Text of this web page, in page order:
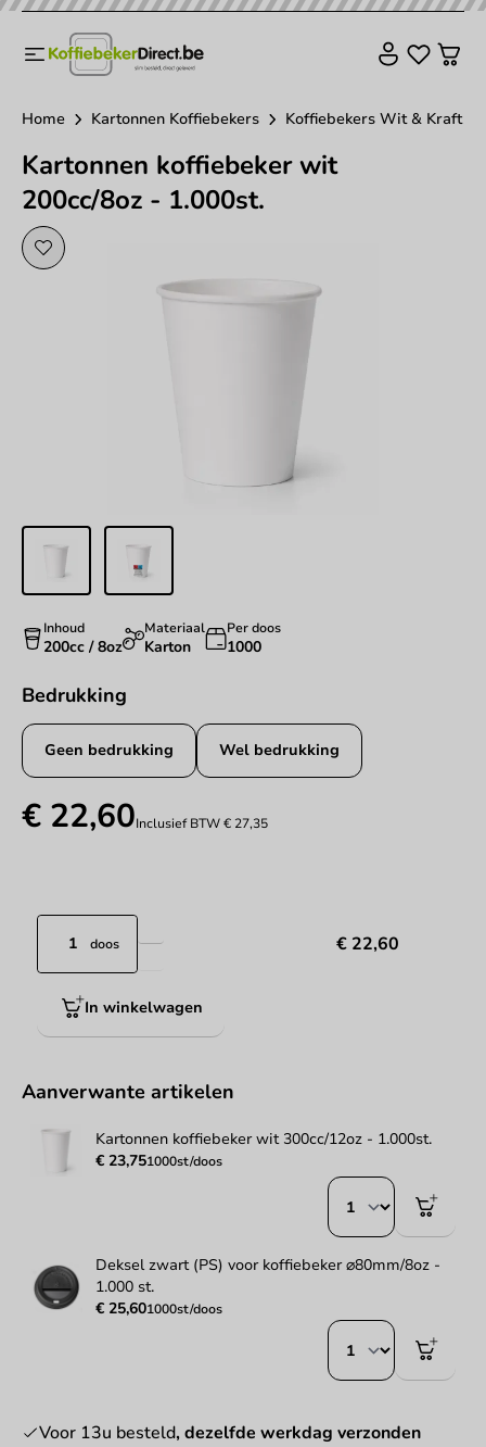
Home Kartonnen Koffiebekers Koffiebekers Wit & Kraft
Kartonnen koffiebeker wit
200cc/8oz - 1.000st.
Inhoud
200cc / 8oz
Materiaal
Karton
Per doos
1000
Bedrukking
Geen bedrukking Wel bedrukking
€ 22,60Inclusief BTW€ 27,35
doos € 22,60
In winkelwagen
Aanverwante artikelen
Kartonnen koffiebeker wit 300cc/12oz - 1.000st.
€ 23,751000st/doos
Deksel zwart (PS) voor koffiebeker ⌀80mm/8oz -
1.000 st.
€ 25,601000st/doos
Voor 13u besteld, dezelfde werkdag verzonden